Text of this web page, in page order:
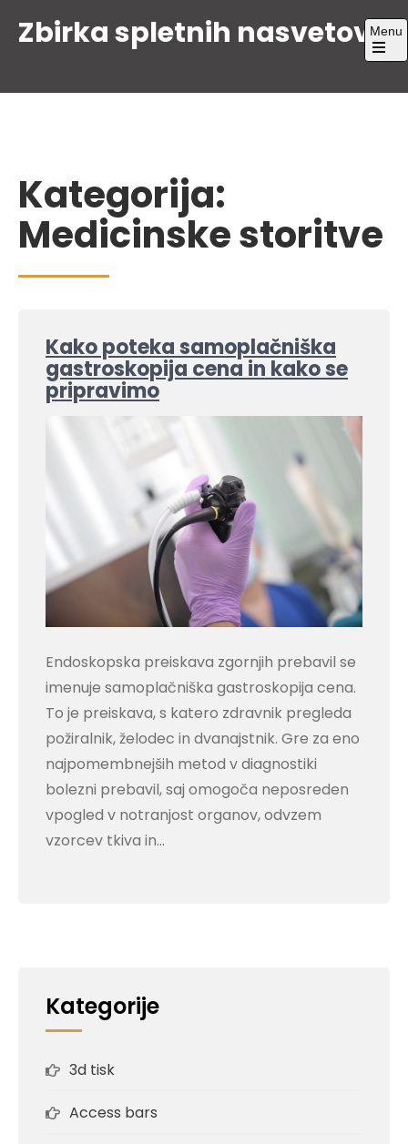
Zbirka spletnih nasvetovMenu
Open
main
Kategorija:
Medicinske storitve
Kako poteka samoplačniška
gastroskopija cena in kako se
pripravimo
Endoskopska preiskava zgornjih prebavil se
imenuje samoplačniška gastroskopija cena.
To je preiskava, s katero zdravnik pregleda
požiralnik, želodec in dvanajstnik. Gre za eno
najpomembnejših metod v diagnostiki
bolezni prebavil, saj omogoča neposreden
vpogled v notranjost organov, odvzem
vzorcev tkiva in…
Kategorije
3d tisk
Access bars